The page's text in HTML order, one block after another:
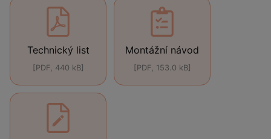
Technický list
[PDF, 440 kB]
Montážní návod
[PDF, 153.0 kB]